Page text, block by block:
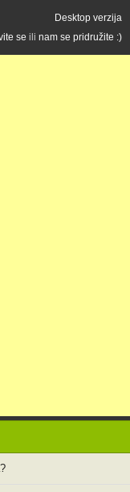
Desktop verzija
se ili nam se pridružite :)